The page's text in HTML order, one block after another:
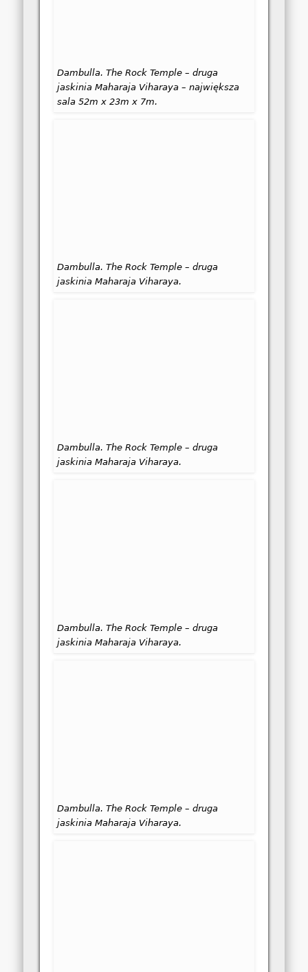
Dambulla. The Rock Temple – druga
jaskinia Maharaja Viharaya – największa
sala 52m x 23m x 7m.
Dambulla. The Rock Temple – druga
jaskinia Maharaja Viharaya.
Dambulla. The Rock Temple – druga
jaskinia Maharaja Viharaya.
Dambulla. The Rock Temple – druga
jaskinia Maharaja Viharaya.
Dambulla. The Rock Temple – druga
jaskinia Maharaja Viharaya.